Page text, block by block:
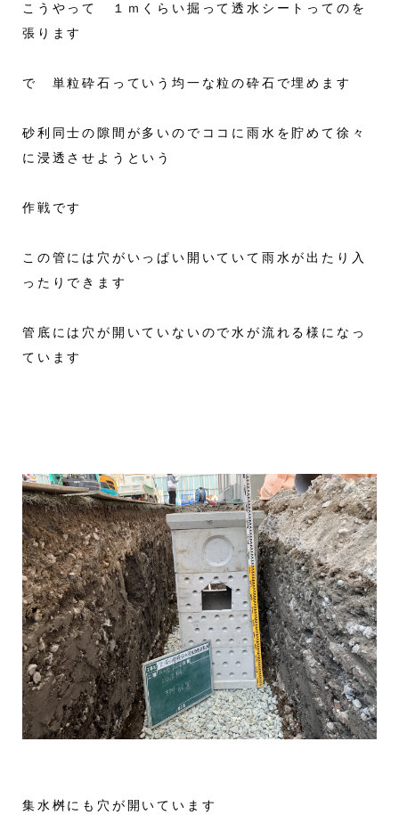
こうやって １ｍくらい掘って透水シートってのを
張ります
で 単粒砕石っていう均一な粒の砕石で埋めます
砂利同士の隙間が多いのでココに雨水を貯めて徐々
に浸透させようという
作戦です
この管には穴がいっぱい開いていて雨水が出たり入
ったりできます
管底には穴が開いていないので水が流れる様になっ
ています
集水桝にも穴が開いています